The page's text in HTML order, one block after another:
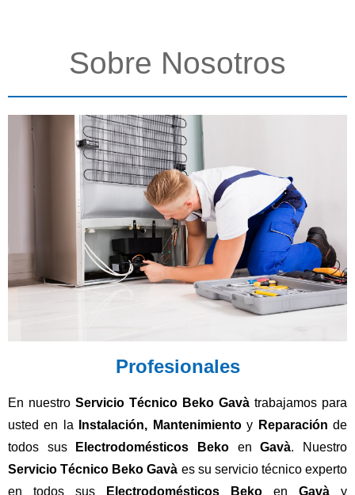
Sobre Nosotros
Profesionales
En nuestro Servicio Técnico Beko Gavà trabajamos para
usted en la
Instalación, Mantenimientoy Reparación de
todos sus
Electrodomésticos Beko enGavà. Nuestro
Servicio Técnico Beko Gavà es su servicio técnico experto
en todos sus
Electrodomésticos Beko en Gavà y